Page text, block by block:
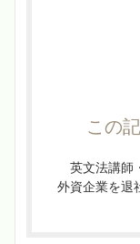
この
英文法講師
外資企業を退